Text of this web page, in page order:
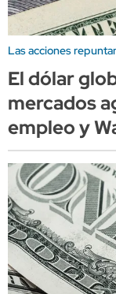
Las acciones
El dólar
mercados
empleo y